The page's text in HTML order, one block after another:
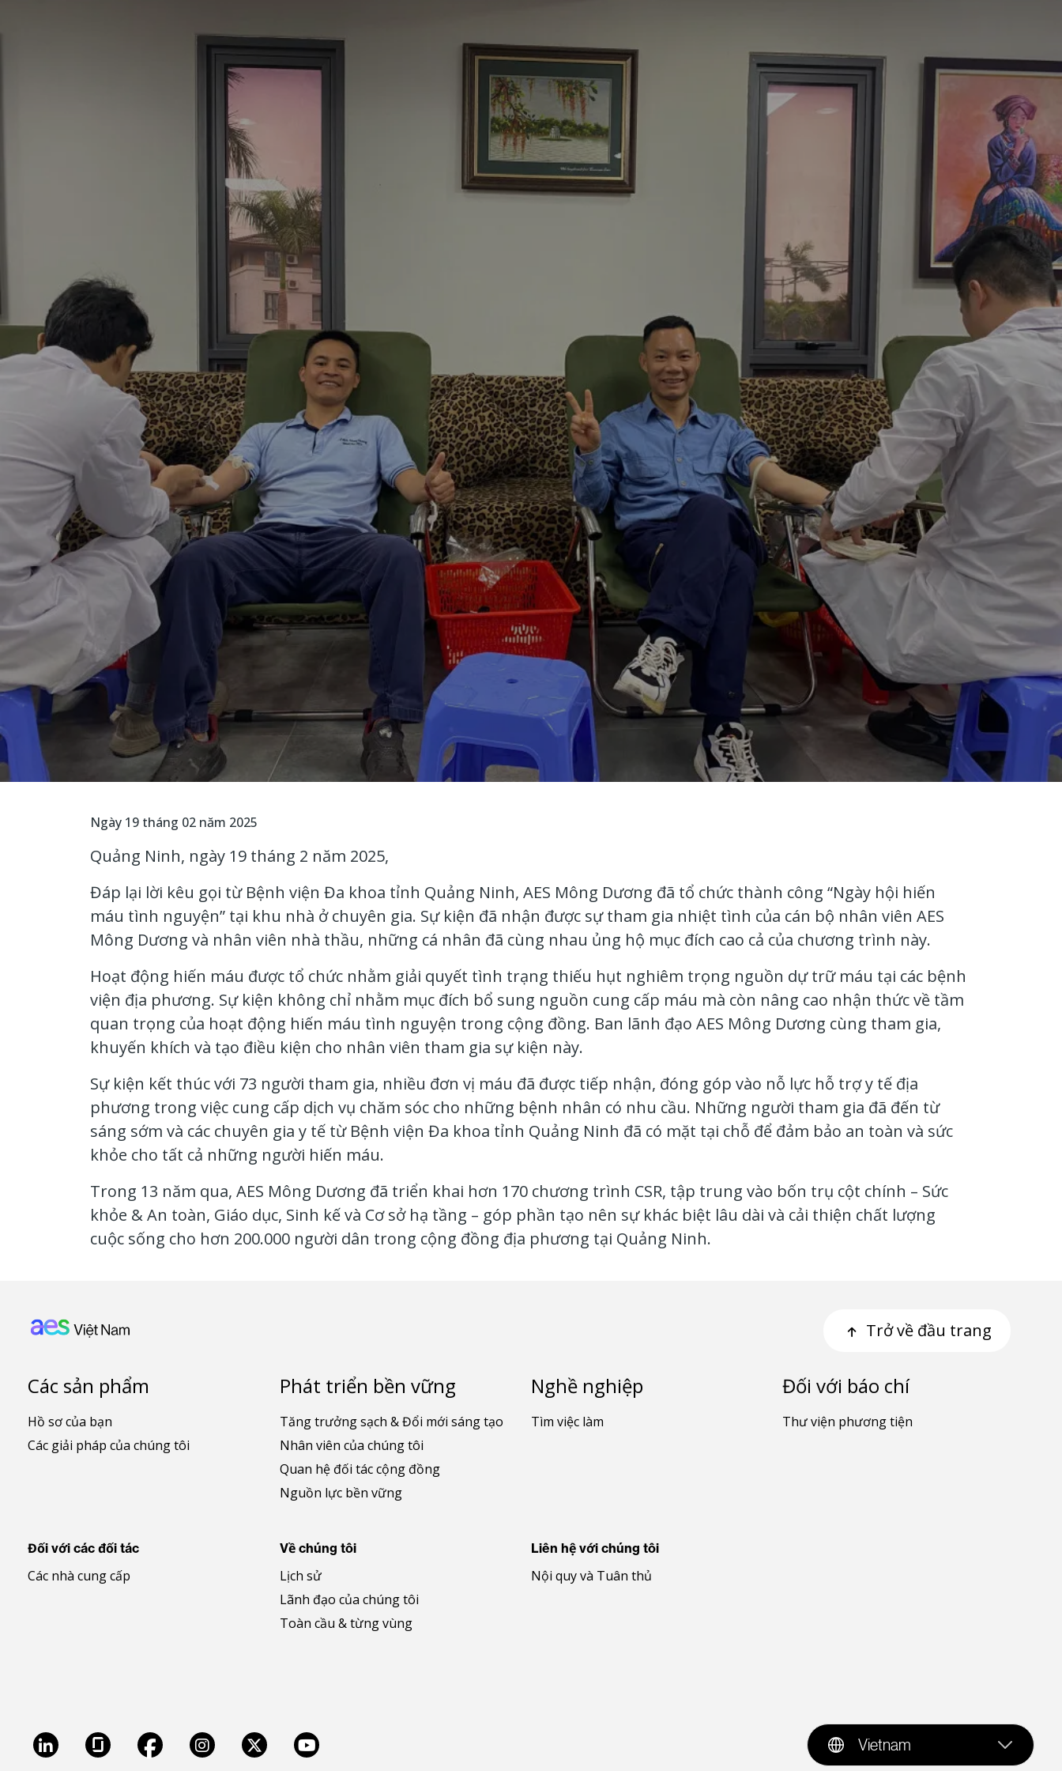
Ngày 19 tháng 02 năm 2025
Quảng Ninh, ngày 19 tháng 2 năm 2025,
Đáp lại lời kêu gọi từ Bệnh viện Đa khoa tỉnh Quảng Ninh, AES Mông Dương đã tổ chức thành công “Ngày hội hiến
máu tình nguyện” tại khu nhà ở chuyên gia. Sự kiện đã nhận được sự tham gia nhiệt tình của cán bộ nhân viên AES
Mông Dương và nhân viên nhà thầu, những cá nhân đã cùng nhau ủng hộ mục đích cao cả của chương trình này.
Hoạt động hiến máu được tổ chức nhằm giải quyết tình trạng thiếu hụt nghiêm trọng nguồn dự trữ máu tại các bệnh
viện địa phương. Sự kiện không chỉ nhằm mục đích bổ sung nguồn cung cấp máu mà còn nâng cao nhận thức về tầm
quan trọng của hoạt động hiến máu tình nguyện trong cộng đồng. Ban lãnh đạo AES Mông Dương cùng tham gia,
khuyến khích và tạo điều kiện cho nhân viên tham gia sự kiện này.
Sự kiện kết thúc với 73 người tham gia, nhiều đơn vị máu đã được tiếp nhận, đóng góp vào nỗ lực hỗ trợ y tế địa
phương trong việc cung cấp dịch vụ chăm sóc cho những bệnh nhân có nhu cầu. Những người tham gia đã đến từ
sáng sớm và các chuyên gia y tế từ Bệnh viện Đa khoa tỉnh Quảng Ninh đã có mặt tại chỗ để đảm bảo an toàn và sức
khỏe cho tất cả những người hiến máu.
Trong 13 năm qua, AES Mông Dương đã triển khai hơn 170 chương trình CSR, tập trung vào bốn trụ cột chính – Sức
khỏe & An toàn, Giáo dục, Sinh kế và Cơ sở hạ tầng – góp phần tạo nên sự khác biệt lâu dài và cải thiện chất lượng
cuộc sống cho hơn 200.000 người dân trong cộng đồng địa phương tại Quảng Ninh.
Trở về đầu trang
Các sản phẩm
Hồ sơ của bạn
Các giải pháp của chúng tôi
Phát triển bền vững
Tăng trưởng sạch & Đổi mới sáng tạo
Nhân viên của chúng tôi
Quan hệ đối tác cộng đồng
Nguồn lực bền vững
Nghề nghiệp
Tìm việc làm
Đối với báo chí
Thư viện phương tiện
Đối với các đối tác
Các nhà cung cấp
Về chúng tôi
Lịch sử
Lãnh đạo của chúng tôi
Toàn cầu & từng vùng
Liên hệ với chúng tôi
Nội quy và Tuân thủ
LinkedInGlassdoorFacebookInstagram
X Youtube Vietnam